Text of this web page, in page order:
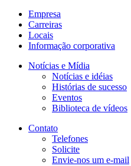
Empresa
Carreiras
Locais
Informação corporativa
Notícias e Mídia
Notícias e idéias
Histórias de sucesso
Eventos
Biblioteca de vídeos
Contato
Telefones
Solicite
Envie-nos um e-mail